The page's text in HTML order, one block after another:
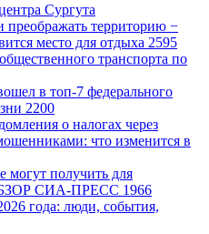
Сургута
преображать территорию −
место для отдыха 2595
транспорта по
в топ-7 федерального
2200
о налогах через
что изменится в
могут получить для
СИА-ПРЕСС 1966
года: люди, события,